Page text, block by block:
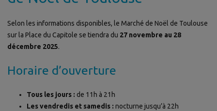
Selon les informations disponibles, le Marché de Noël de Toulouse
sur la Place du Capitole se tiendra du 27 novembre au 28
décembre 2025.
Horaire d’ouverture
Tous les jours : de 11h à 21h
Les vendredis et samedis : nocturne jusqu’à 22h